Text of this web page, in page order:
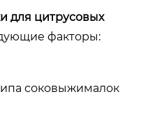
для цитрусовых
факторы:
соковыжималок